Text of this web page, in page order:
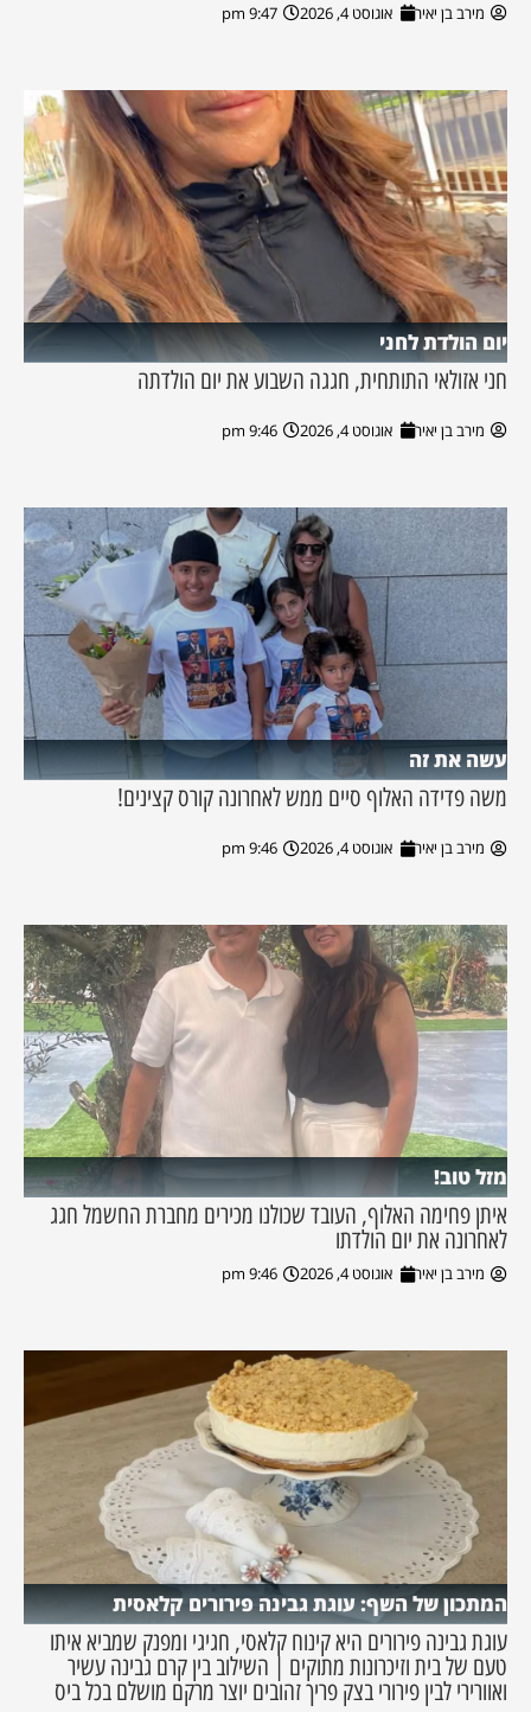
מירב בן יאיר אוגוסט 4, 2026 9:47 pm
יום הולדת לחני
חני אזולאי התותחית, חגגה השבוע את יום הולדתה
מירב בן יאיר אוגוסט 4, 2026 9:46 pm
עשה את זה
משה פדידה האלוף סיים ממש לאחרונה קורס קצינים!
מירב בן יאיר אוגוסט 4, 2026 9:46 pm
מזל טוב!
איתן פחימה האלוף, העובד שכולנו מכירים מחברת החשמל חגג
לאחרונה את יום הולדתו
מירב בן יאיר אוגוסט 4, 2026 9:46 pm
המתכון של השף: עוגת גבינה פירורים קלאסית
עוגת גבינה פירורים היא קינוח קלאסי, חגיגי ומפנק שמביא איתו
טעם של בית וזיכרונות מתוקים | השילוב בין קרם גבינה עשיר
ואוורירי לבין פירורי בצק פריך זהובים יוצר מרקם מושלם בכל ביס